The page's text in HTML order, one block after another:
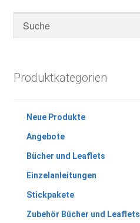
Produktkategorien
Neue Produkte
Angebote
Bücher und Leaflets
Einzelanleitungen
Stickpakete
Zubehör Bücher und Leaflets